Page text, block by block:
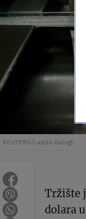
REUTERS/Laszlo Balogh
Tržište
dolara